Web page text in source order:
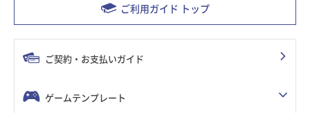
ご利用ガイド トップ
ご契約・お支払いガイド
ゲームテンプレート